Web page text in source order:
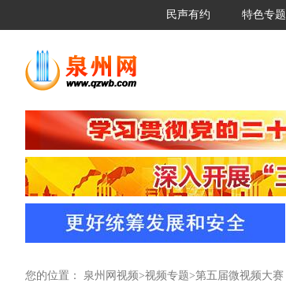
民声有约 特色专题
您的位置： 泉州网视频>视频专题>第五届微视频大赛